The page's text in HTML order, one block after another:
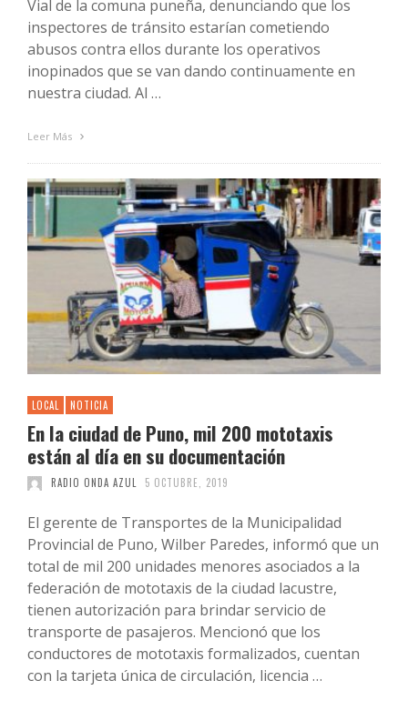
Vial de la comuna puneña, denunciando que los
inspectores de tránsito estarían cometiendo
abusos contra ellos durante los operativos
inopinados que se van dando continuamente en
nuestra ciudad. Al …
Leer Más
LOCAL NOTICIA
En la ciudad de Puno, mil 200 mototaxis
están al día en su documentación
RADIO ONDA AZUL 5 OCTUBRE, 2019
El gerente de Transportes de la Municipalidad
Provincial de Puno, Wilber Paredes, informó que un
total de mil 200 unidades menores asociados a la
federación de mototaxis de la ciudad lacustre,
tienen autorización para brindar servicio de
transporte de pasajeros. Mencionó que los
conductores de mototaxis formalizados, cuentan
con la tarjeta única de circulación, licencia …